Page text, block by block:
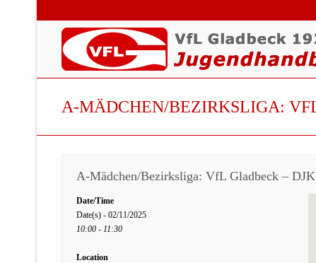
A-MÄDCHEN/BEZIRKSLIGA:
A-Mädchen/Bezirksliga: VfL Gladbeck –
Date/Time
Date(s) - 02/11/2025
10:00 - 11:30
Location